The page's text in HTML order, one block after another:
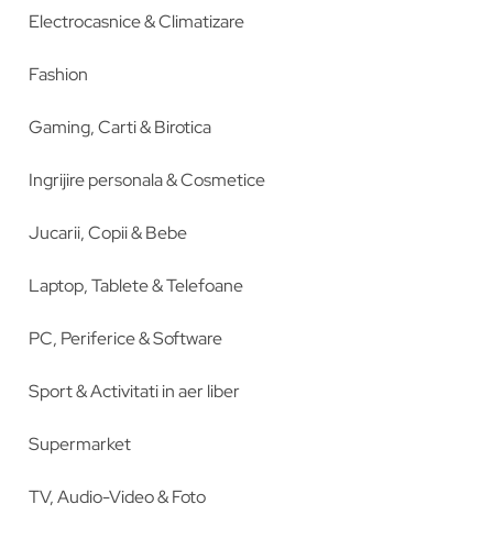
Electrocasnice & Climatizare
Fashion
Gaming, Carti & Birotica
Ingrijire personala & Cosmetice
Jucarii, Copii & Bebe
Laptop, Tablete & Telefoane
PC, Periferice & Software
Sport & Activitati in aer liber
Supermarket
TV, Audio-Video & Foto